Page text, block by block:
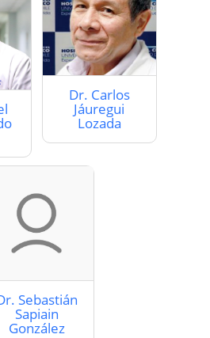
Dr. Carlos
Jáuregui
Lozada
Sebastián
Sapiain
González